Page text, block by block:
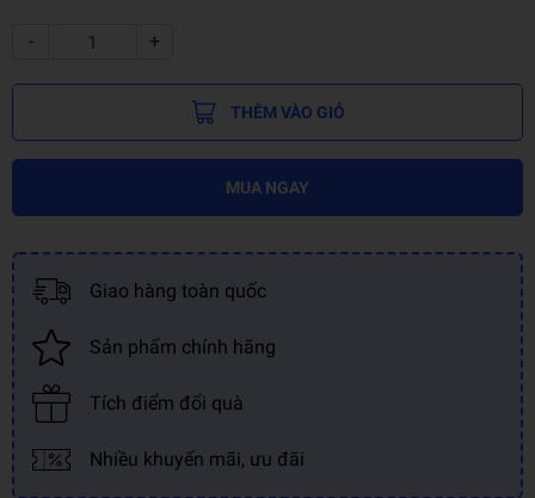
- +
THÊM VÀO GIỎ
MUA NGAY
Giao hàng toàn quốc
Sản phẩm chính hãng
Tích điểm đổi quà
Nhiều khuyến mãi, ưu đãi